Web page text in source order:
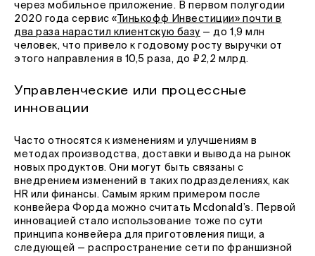
через мобильное приложение. В первом полугодии
2020 года сервис « Тинькофф Инвестиции» почти в
два раза нарастил клиентскую базу — до 1,9 млн
человек, что привело к годовому росту выручки от
этого направления в 10,5 раза, до ₽2,2 млрд.
Управленческие или процессные
инновации
Часто относятся к изменениям и улучшениям в
методах производства, доставки и вывода на рынок
новых продуктов. Они могут быть связаны с
внедрением изменений в таких подразделениях, как
HR или финансы. Самым ярким примером после
конвейера Форда можно считать Mcdonald’s. Первой
инновацией стало использование тоже по сути
принципа конвейера для приготовления пищи, а
следующей — распространение сети по франшизной